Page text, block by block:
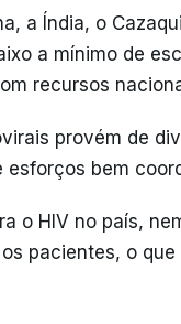
a Índia, o
a mínimo de
recursos
provém de
bem
o HIV no país,
pacientes, o